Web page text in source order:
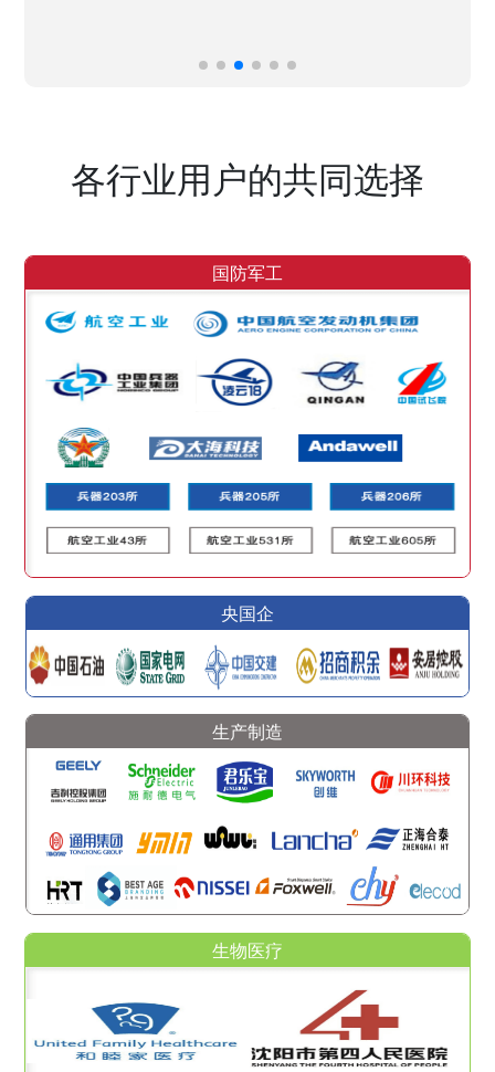
各行业用户的共同选择
国防军工
央国企
生产制造
生物医疗